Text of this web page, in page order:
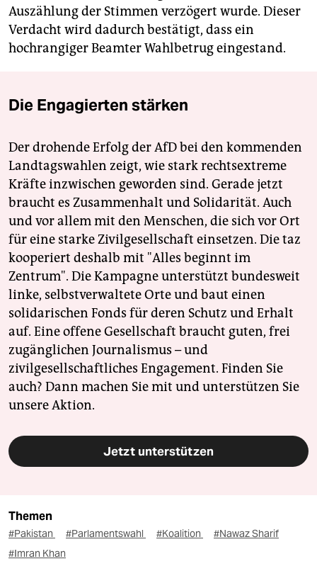
Auszählung der Stimmen verzögert wurde. Dieser
Verdacht wird dadurch bestätigt, dass ein
hochrangiger Beamter Wahlbetrug eingestand.
Die Engagierten stärken
Der drohende Erfolg der AfD bei den kommenden
Landtagswahlen zeigt, wie stark rechtsextreme
Kräfte inzwischen geworden sind. Gerade jetzt
braucht es Zusammenhalt und Solidarität. Auch
und vor allem mit den Menschen, die sich vor Ort
für eine starke Zivilgesellschaft einsetzen. Die taz
kooperiert deshalb mit "Alles beginnt im
Zentrum". Die Kampagne unterstützt bundesweit
linke, selbstverwaltete Orte und baut einen
solidarischen Fonds für deren Schutz und Erhalt
auf. Eine offene Gesellschaft braucht guten, frei
zugänglichen Journalismus – und
zivilgesellschaftliches Engagement. Finden Sie
auch? Dann machen Sie mit und unterstützen Sie
unsere Aktion.
Jetzt unterstützen
Themen
#Pakistan #Parlamentswahl #Koalition
#Nawaz Sharif
#Imran Khan